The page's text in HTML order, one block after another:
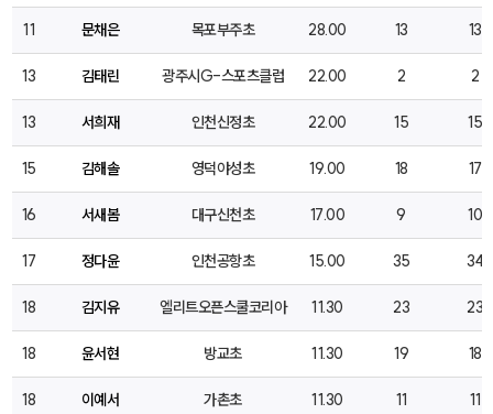
11 문채은 목포부주초 28.00 13 13
13 김태린 광주시G-스포츠클럽 22.00 2 2
13 서희재 인천신정초 22.00 15 15
15 김해솔 영덕야성초 19.00 18 17
16 서새봄 대구신천초 17.00 9 10
17 정다윤 인천공항초 15.00 35 34
18 김지유 엘리트오픈스쿨코리아 11.30 23 23
18 윤서현 방교초 11.30 19 18
18 이예서 가촌초 11.30 11 11